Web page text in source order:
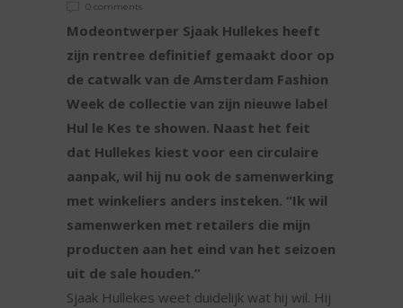
0 comments
Modeontwerper Sjaak Hullekes heeft
zijn rentree definitief gemaakt door op
de catwalk van de Amsterdam Fashion
Week de collectie van zijn nieuwe label
Hul le Kes te showen. Naast het feit
dat Hullekes kiest voor een circulaire
aanpak, wil hij nu ook de samenwerking
met winkeliers anders insteken. “Ik wil
samenwerken met retailers die mijn
producten aan het eind van het seizoen
uit de sale houden.”
Sjaak Hullekes weet duidelijk wat hij wil. Hij